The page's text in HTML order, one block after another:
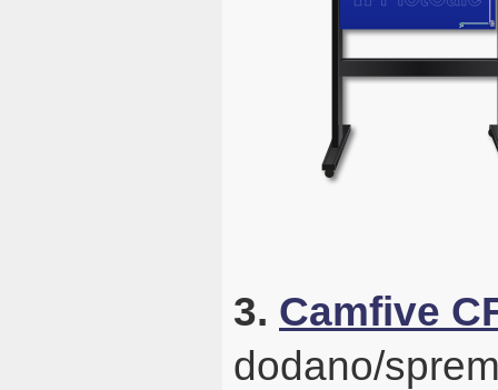
3. Camfive
dodano/